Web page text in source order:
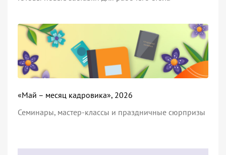
«Май – месяц кадровика», 2026
Семинары, мастер-классы и праздничные сюрпризы